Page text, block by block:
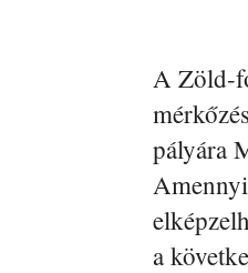
A Zöld-
pályára
a